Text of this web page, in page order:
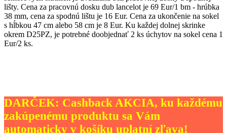
lišty. Cena za pracovnú dosku dub lancelot je 69 Eur/1 bm - hrúbka
38 mm, cena za spodnú lištu je 16 Eur. Cena za ukončenie na sokel
s hĺbkou 47 cm alebo 58 cm je 8 Eur. Ku každej dolnej skrinke
okrem D25PZ, je potrebné doobjednať 2 ks úchytov na sokel cena 1
Eur/2 ks.
DARČEK: Cashback AKCIA, ku každému
zakúpenému produktu sa Vám
automaticky v košíku uplatní zľava!